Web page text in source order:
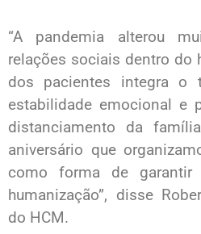
“A pandemia alterou
relações sociais dentro do
dos pacientes integra o
estabilidade emocional e
distanciamento da
aniversário que
como forma de
humanização”, disse
do HCM.